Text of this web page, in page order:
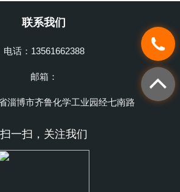
联系我们
电话：13561662388
邮箱：
淄博市齐鲁化学工业园经七南路
扫一扫，关注我们